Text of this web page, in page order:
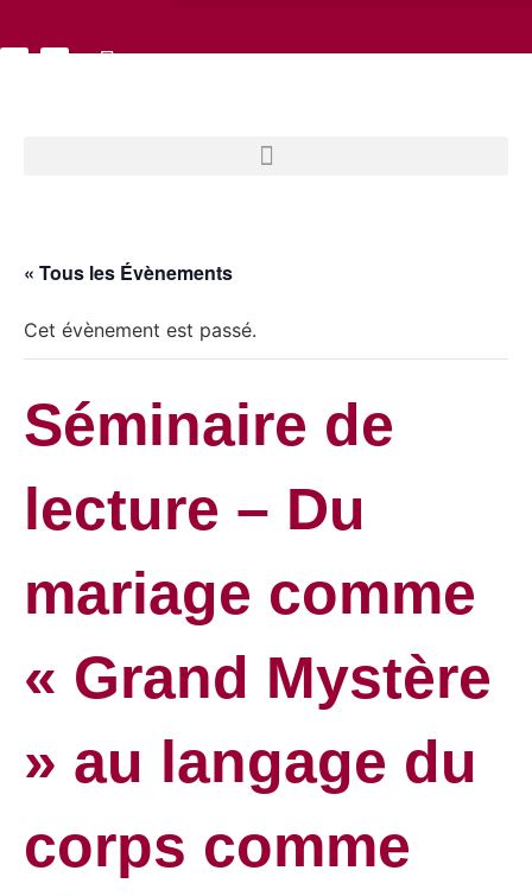
« Tous les Évènements
Cet évènement est passé.
Séminaire de
lecture – Du
mariage comme
« Grand Mystère
» au langage du
corps comme